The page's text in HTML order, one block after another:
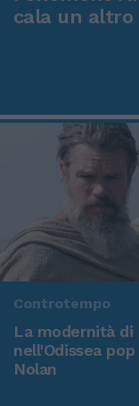
cala un altro
Controtempo
La modernità di
nell'Odissea
Nolan